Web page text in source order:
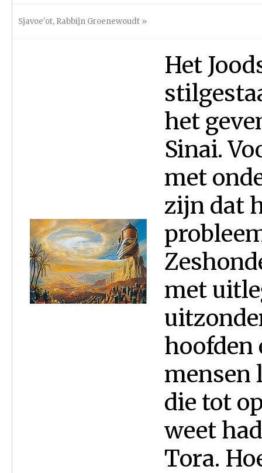
Sjavoe'ot, Rabbijn Groenewoudt »
Het
het
Sinai.
met
zijn dat
met
hoofden
mensen
die tot
weet
Tora.